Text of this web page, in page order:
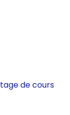
de cours